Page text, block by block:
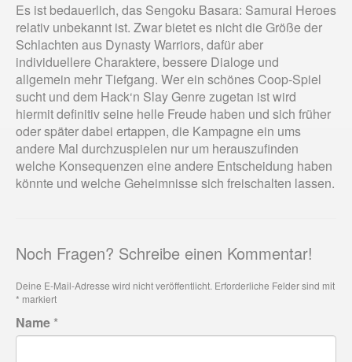
Es ist bedauerlich, das Sengoku Basara: Samurai Heroes
relativ unbekannt ist. Zwar bietet es nicht die Größe der
Schlachten aus Dynasty Warriors, dafür aber
individuellere Charaktere, bessere Dialoge und
allgemein mehr Tiefgang. Wer ein schönes Coop-Spiel
sucht und dem Hack‘n Slay Genre zugetan ist wird
hiermit definitiv seine helle Freude haben und sich früher
oder später dabei ertappen, die Kampagne ein ums
andere Mal durchzuspielen nur um herauszufinden
welche Konsequenzen eine andere Entscheidung haben
könnte und welche Geheimnisse sich freischalten lassen.
Noch Fragen? Schreibe einen Kommentar!
Deine E-Mail-Adresse wird nicht veröffentlicht. Erforderliche Felder sind mit
* markiert
Name *